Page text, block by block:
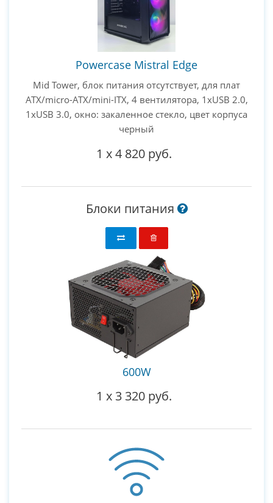
Powercase Mistral Edge
Mid Tower, блок питания отсутствует, для плат
ATX/micro-ATX/mini-ITX, 4 вентилятора, 1xUSB 2.0,
1xUSB 3.0, окно: закаленное стекло, цвет корпуса
черный
1 x4 820 руб.
Блоки питания
600W
1 x 3 320 руб.